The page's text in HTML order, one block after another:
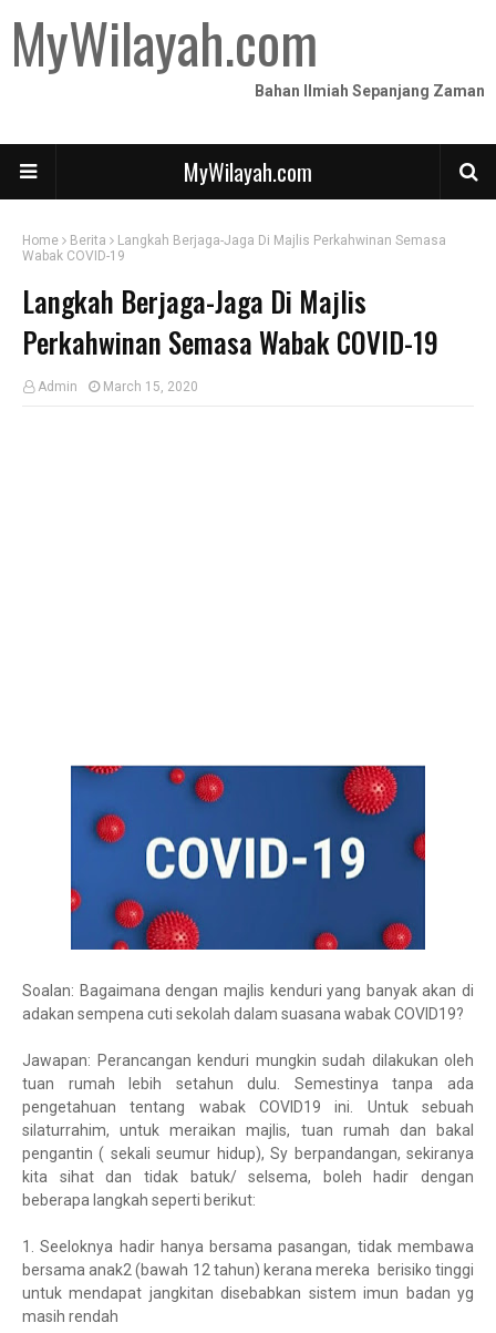
MyWilayah.com
Bahan Ilmiah Sepanjang Zaman
MyWilayah.com
Home Berita
Langkah Berjaga-Jaga Di Majlis Perkahwinan Semasa
Wabak COVID-19
Langkah Berjaga-Jaga Di Majlis
Perkahwinan Semasa Wabak COVID-19
Admin March 15, 2020
Soalan: Bagaimana dengan majlis kenduri yang banyak akan di
adakan sempena cuti sekolah dalam suasana wabak COVID19?
Jawapan: Perancangan kenduri mungkin sudah dilakukan oleh
tuan rumah lebih setahun dulu. Semestinya tanpa ada
pengetahuan tentang wabak COVID19 ini. Untuk sebuah
silaturrahim, untuk meraikan majlis, tuan rumah dan bakal
pengantin ( sekali seumur hidup), Sy berpandangan, sekiranya
kita sihat dan tidak batuk/ selsema, boleh hadir dengan
beberapa langkah seperti berikut:
1. Seeloknya hadir hanya bersama pasangan, tidak membawa
bersama anak2 (bawah 12 tahun) kerana mereka berisiko tinggi
untuk mendapat jangkitan disebabkan sistem imun badan yg
masih rendah